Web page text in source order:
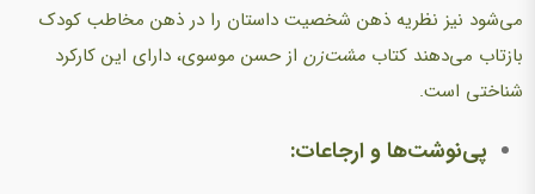
می‌شود نیز نظریه ذهن شخصیت داستان را در ذهن مخاطب کودک
بازتاب می‌دهند کتاب مشتزن از حسن موسوی، دارای این کارکرد
شناختی است.
پی‌نوشت‌ها و ارجاعات: